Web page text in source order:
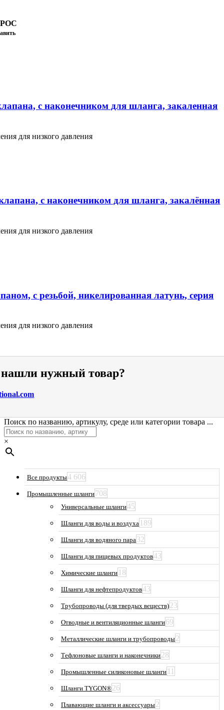
с наконечником для шланга, закаленная
для низкого давления
с наконечником для шланга, закалённая
для низкого давления
с резьбой, никелированная латунь, серия
для низкого давления
нужный товар?
Поиск по названию, артикулу, среде или категории товара ...
×
Все продукты4 606
Промышленные шланги708
Универсальные шланги45
Шланги для воды и воздуха 189
Шланги для водяного пара32
Шланги для пищевых продуктов43
Химические шланги 18
Шланги для нефтепродуктов43
Трубопроводы (для твердых веществ)23
Отводные и вентиляционные шланги69
Металлические шланги и трубопроводы2
Тефлоновые шланги и наконечники28
Промышленные силиконовые шланги 11
Шланги TYGON®26
Плавающие шланги и аксессуары2